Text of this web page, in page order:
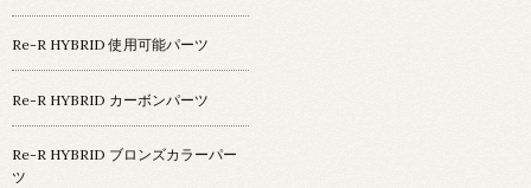
Re-R HYBRID 使用可能パーツ
Re-R HYBRID カーボンパーツ
Re-R HYBRID ブロンズカラーパー
ツ